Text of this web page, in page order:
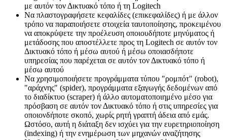
με αυτόν τον Δικτυακό τόπο ή τη Logitech
Να πλαστογραφήσετε κεφαλίδες (επικεφαλίδες) ή με άλλον
τρόπο να παραποιήσετε στοιχεία ταυτοποίησης, προκειμένου
να αποκρύψετε την προέλευση οποιουδήποτε μηνύματος ή
μετάδοσης που αποστέλλετε προς τη Logitech σε αυτόν τον
Δικτυακό τόπο ή μέσω αυτού ή μέσω οποιασδήποτε
υπηρεσίας που παρέχεται σε αυτόν τον Δικτυακό τόπο ή
μέσω αυτού
Να χρησιμοποιήσετε προγράμματα τύπου "ρομπότ" (robot),
"αράχνης" (spider), προγράμματα εξαγωγής δεδομένων από
το διαδίκτυο (scraper) ή άλλο αυτοματοποιημένο μέσο για
πρόσβαση σε αυτόν τον Δικτυακό τόπο ή στις υπηρεσίες για
οποιονδήποτε σκοπό, χωρίς ρητή γραπτή άδεια από εμάς.
Ωστόσο, αυτή η διάταξη δεν ισχύει για την ευρετηριοποίηση
(indexing) ή την ενημέρωση των μηχανών αναζήτησης